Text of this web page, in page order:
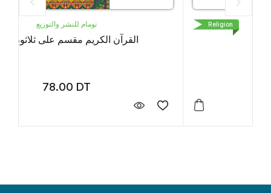
القران الكريم
Religion